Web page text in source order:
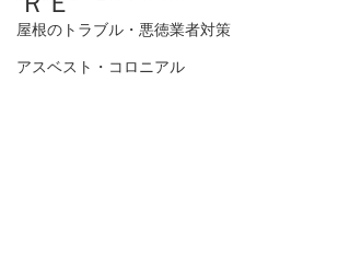
屋根のトラブル・悪徳業者対策
アスベスト・コロニアル